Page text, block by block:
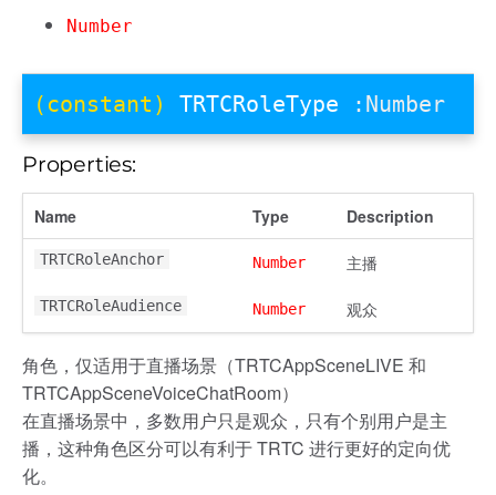
Number
(constant) TRTCRoleType :Number
Properties:
Name Type Description
TRTCRoleAnchor Number 主播
TRTCRoleAudience Number 观众
角色，仅适用于直播场景（TRTCAppSceneLIVE 和
TRTCAppSceneVoiceChatRoom）
在直播场景中，多数用户只是观众，只有个别用户是主
播，这种角色区分可以有利于 TRTC 进行更好的定向优
化。